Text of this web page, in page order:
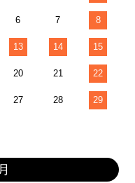
6 7 8
13 14 15
20 21 22
27 28 29